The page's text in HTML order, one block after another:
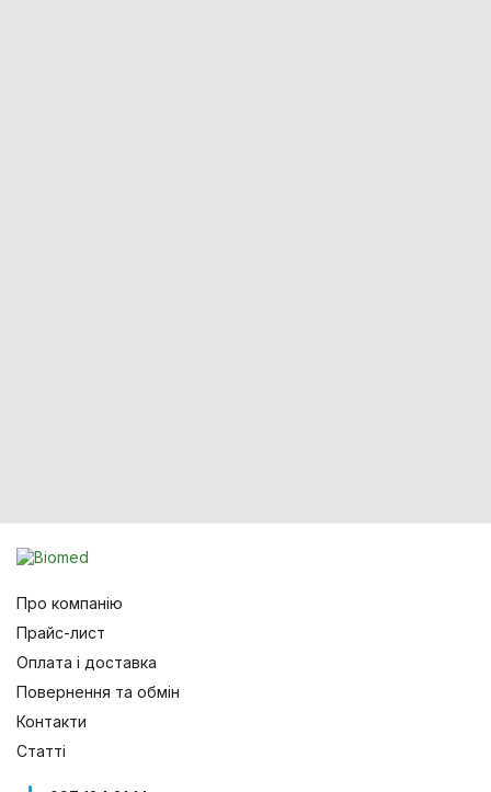
Про компанію
Прайс-лист
Оплата і доставка
Повернення та обмін
Контакти
Статті